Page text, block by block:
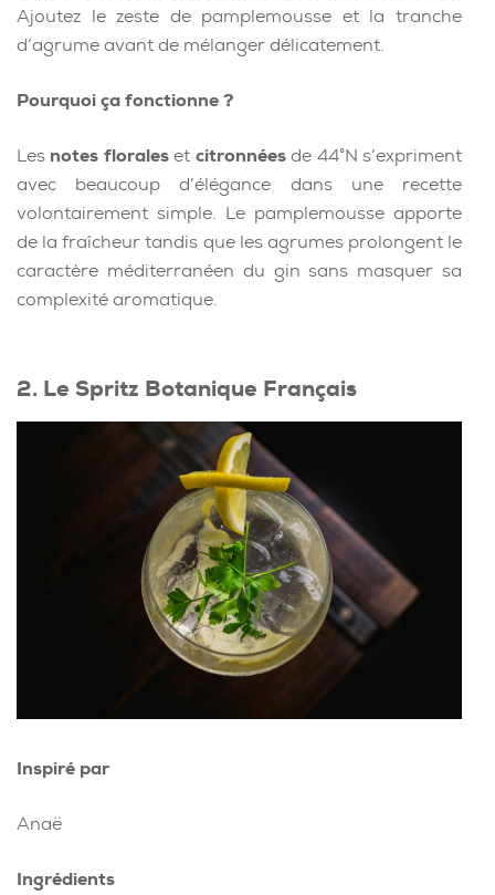
Ajoutez le zeste de pamplemousse et la tranche
d’agrume avant de mélanger délicatement.
Pourquoi ça fonctionne ?
Les notes floraleset citronnéesde 44°N s’expriment
avec beaucoup d’élégance dans une recette
volontairement simple. Le pamplemousse apporte
de la fraîcheur tandis que les agrumes prolongent le
caractère méditerranéen du gin sans masquer sa
complexité aromatique.
2. Le Spritz Botanique Français
Inspiré par
Anaë
Ingrédients